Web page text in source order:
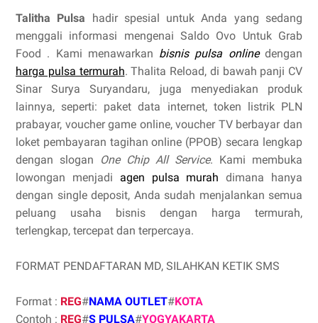
Talitha Pulsa hadir spesial untuk Anda yang sedang
menggali informasi mengenai Saldo Ovo Untuk Grab
Food . Kami menawarkan bisnis pulsa onlinedengan
harga pulsa termurah. Thalita Reload, di bawah panji CV
Sinar Surya Suryandaru, juga menyediakan produk
lainnya, seperti: paket data internet, token listrik PLN
prabayar, voucher game online, voucher TV berbayar dan
loket pembayaran tagihan online (PPOB) secara lengkap
dengan slogan
One Chip All Service. Kami membuka
lowongan menjadi agen pulsa murah dimana hanya
dengan single deposit, Anda sudah menjalankan semua
peluang usaha bisnis dengan harga termurah,
terlengkap, tercepat dan terpercaya.
FORMAT PENDAFTARAN MD, SILAHKAN KETIK SMS
Format : REG#NAMA OUTLET#KOTA
Contoh : REG#S PULSA#YOGYAKARTA